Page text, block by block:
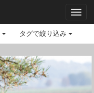
タグで絞り込み